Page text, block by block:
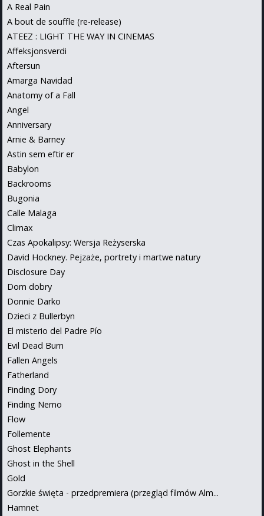
A Real Pain
A bout de souffle (re-release)
ATEEZ : LIGHT THE WAY IN CINEMAS
Affeksjonsverdi
Aftersun
Amarga Navidad
Anatomy of a Fall
Angel
Anniversary
Arnie & Barney
Astin sem eftir er
Babylon
Backrooms
Bugonia
Calle Malaga
Climax
Czas Apokalipsy: Wersja Reżyserska
David Hockney. Pejzaże, portrety i martwe natury
Disclosure Day
Dom dobry
Donnie Darko
Dzieci z Bullerbyn
El misterio del Padre Pío
Evil Dead Burn
Fallen Angels
Fatherland
Finding Dory
Finding Nemo
Flow
Follemente
Ghost Elephants
Ghost in the Shell
Gold
Gorzkie święta - przedpremiera (przegląd filmów Alm...
Hamnet